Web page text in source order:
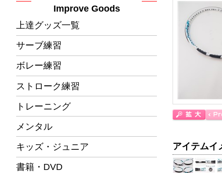
Improve Goods
上達グッズ一覧
サーブ練習
ボレー練習
ストローク練習
トレーニング
メンタル
キッズ・ジュニア
書籍・DVD
アイテムイ